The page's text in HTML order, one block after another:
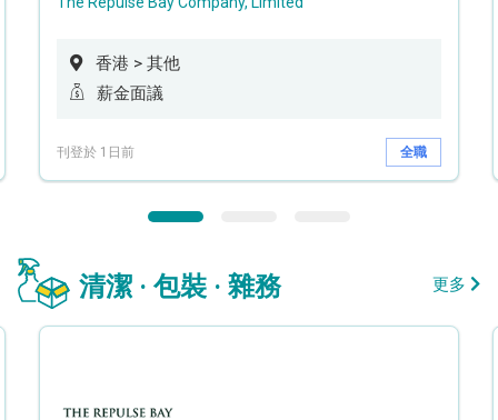
香港 > 其他
薪金面議
刊登於 1日前 全職
清潔 · 包裝 · 雜務 更多